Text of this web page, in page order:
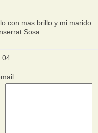
con mas brillo y mi marido
Sosa